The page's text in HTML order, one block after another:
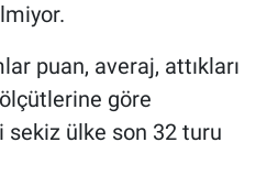
puan, averaj, attıkları
göre
sekiz ülke son 32 turu